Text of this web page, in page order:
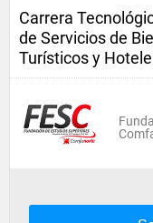
Carrera
de Servicios de
Turísticos y